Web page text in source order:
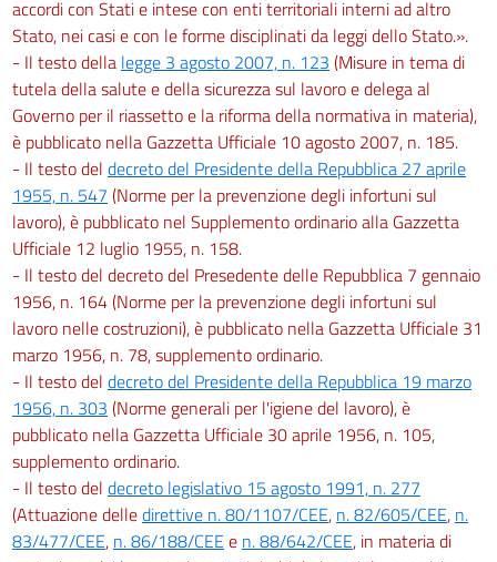
Ponteggi movibili
139
140
Sezione VII
Costruzioni edilizie
141
142
143
144
145
146
147
148
149
Sezione VIII
Demolizioni
accordi con Stati e intese con enti territoriali interni ad altro
Stato, nei casi e con le forme disciplinati da leggi dello Stato.».
- Il testo della legge 3 agosto 2007, n. 123 (Misure in tema di
tutela della salute e della sicurezza sul lavoro e delega al
Governo per il riassetto e la riforma della normativa in materia),
è pubblicato nella Gazzetta Ufficiale 10 agosto 2007, n. 185.
- Il testo del decreto del Presidente della Repubblica 27 aprile
1955, n. 547 (Norme per la prevenzione degli infortuni sul
lavoro), è pubblicato nel Supplemento ordinario alla Gazzetta
Ufficiale 12 luglio 1955, n. 158.
- Il testo del decreto del Presedente delle Repubblica 7 gennaio
1956, n. 164 (Norme per la prevenzione degli infortuni sul
lavoro nelle costruzioni), è pubblicato nella Gazzetta Ufficiale 31
marzo 1956, n. 78, supplemento ordinario.
- Il testo del decreto del Presidente della Repubblica 19 marzo
1956, n. 303 (Norme generali per l'igiene del lavoro), è
pubblicato nella Gazzetta Ufficiale 30 aprile 1956, n. 105,
supplemento ordinario.
- Il testo del decreto legislativo 15 agosto 1991, n. 277
(Attuazione delledirettive n. 80/1107/CEE, n. 82/605/CEE, n.
83/477/CEE, n. 86/188/CEE e n. 88/642/CEE, in materia di